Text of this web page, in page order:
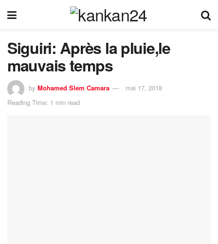
Siguiri: Après la pluie,le
mauvais temps
by Mohamed Slem Camara
mai 17, 2018
Reading Time: 1 min read